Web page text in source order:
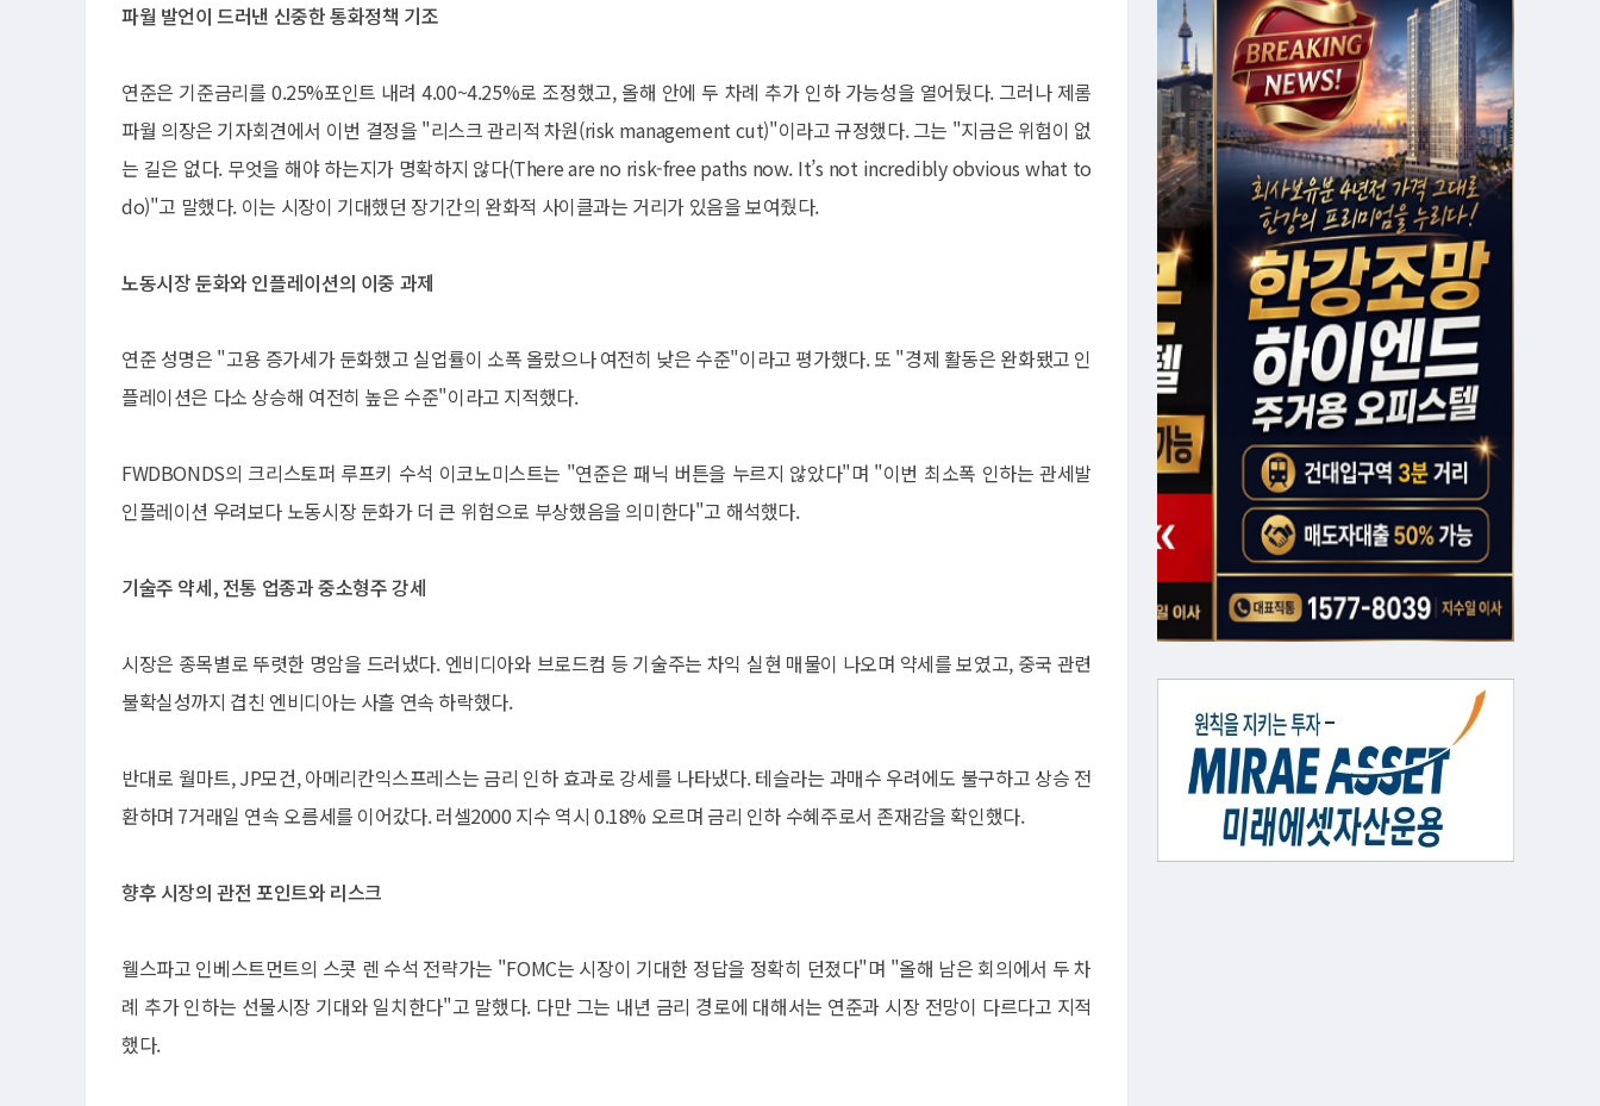
파월 발언이 드러낸 신중한 통화정책 기조
연준은 기준금리를 0.25%포인트 내려 4.00~4.25%로 조정했고, 올해 안에 두 차례 추가 인하 가능성을 열어뒀다. 그러나 제롬
파월 의장은 기자회견에서 이번 결정을 "리스크 관리적 차원(risk management cut)"이라고 규정했다. 그는 "지금은 위험이 없
는 길은 없다. 무엇을 해야 하는지가 명확하지 않다(There are no risk-free paths now. It’s not incredibly obvious what to
do)"고 말했다. 이는 시장이 기대했던 장기간의 완화적 사이클과는 거리가 있음을 보여줬다.
노동시장 둔화와 인플레이션의 이중 과제
연준 성명은 "고용 증가세가 둔화했고 실업률이 소폭 올랐으나 여전히 낮은 수준"이라고 평가했다. 또 "경제 활동은 완화됐고 인
플레이션은 다소 상승해 여전히 높은 수준"이라고 지적했다.
FWDBONDS의 크리스토퍼 루프키 수석 이코노미스트는 "연준은 패닉 버튼을 누르지 않았다"며 "이번 최소폭 인하는 관세발
인플레이션 우려보다 노동시장 둔화가 더 큰 위험으로 부상했음을 의미한다"고 해석했다.
기술주 약세, 전통 업종과 중소형주 강세
시장은 종목별로 뚜렷한 명암을 드러냈다. 엔비디아와 브로드컴 등 기술주는 차익 실현 매물이 나오며 약세를 보였고, 중국 관련
불확실성까지 겹친 엔비디아는 사흘 연속 하락했다.
반대로 월마트, JP모건, 아메리칸익스프레스는 금리 인하 효과로 강세를 나타냈다. 테슬라는 과매수 우려에도 불구하고 상승 전
환하며 7거래일 연속 오름세를 이어갔다. 러셀2000 지수 역시 0.18% 오르며 금리 인하 수혜주로서 존재감을 확인했다.
향후 시장의 관전 포인트와 리스크
웰스파고 인베스트먼트의 스콧 렌 수석 전략가는 "FOMC는 시장이 기대한 정답을 정확히 던졌다"며 "올해 남은 회의에서 두 차
례 추가 인하는 선물시장 기대와 일치한다"고 말했다. 다만 그는 내년 금리 경로에 대해서는 연준과 시장 전망이 다르다고 지적
했다.